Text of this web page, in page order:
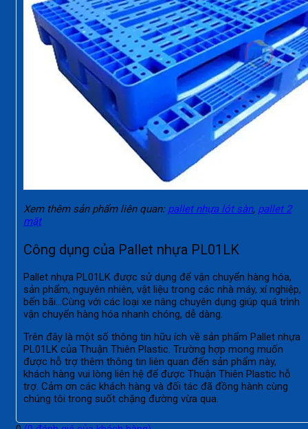
Xem thêm sản phẩm liên quan: pallet nhựa lót sàn, pallet 2
mặt
Công dụng của Pallet nhựa PL01LK
Pallet nhựa PL01LK được sử dụng để vận chuyển hàng hóa,
sản phẩm, nguyên nhiên, vật liệu trong các nhà máy, xí nghiệp,
bến bãi…Cùng với các loại xe nâng chuyên dụng giúp quá trình
vận chuyển hàng hóa nhanh chóng, dễ dàng.
Trên đây là một số thông tin hữu ích về sản phẩm Pallet nhựa
PL01LK của Thuận Thiên Plastic. Trường hợp mong muốn
được hỗ trợ thêm thông tin liên quan đến sản phẩm này,
khách hàng vui lòng liên hệ để được Thuận Thiên Plastic hỗ
trợ. Cảm ơn các khách hàng và đối tác đã đồng hành cùng
chúng tôi trong suốt chặng đường vừa qua.